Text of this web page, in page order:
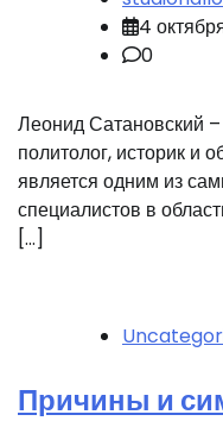
4
0
Леонид Сатановский
политолог, историк и
является одним из
специалистов в
[…]
Причины и